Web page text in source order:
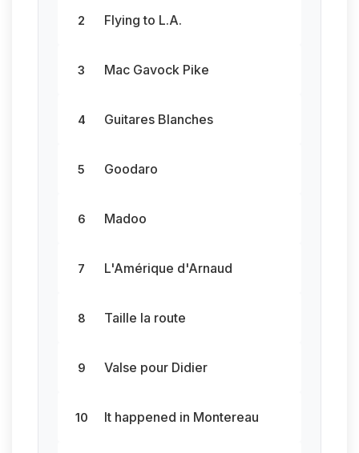
2 Flying to L.A.
3 Mac Gavock Pike
4 Guitares Blanches
5 Goodaro
6 Madoo
7 L'Amérique d'Arnaud
8 Taille la route
9 Valse pour Didier
10 It happened in Montereau